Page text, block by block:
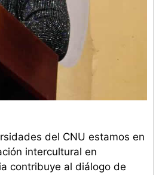
del CNU estamos en
intercultural en
contribuye al diálogo de